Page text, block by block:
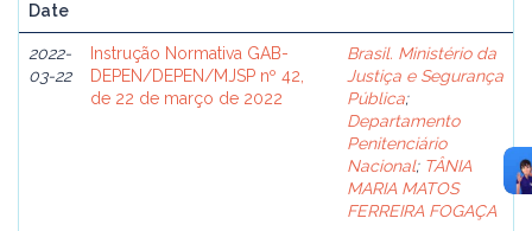
Date
2022-
03-22
Instrução Normativa GAB-
DEPEN/DEPEN/MJSP nº 42,
de 22 de março de 2022
Brasil. Ministério da
Justiça e Segurança
Pública;
Departamento
Penitenciário
Nacional; TÂNIA
MARIA MATOS
FERREIRA FOGAÇA